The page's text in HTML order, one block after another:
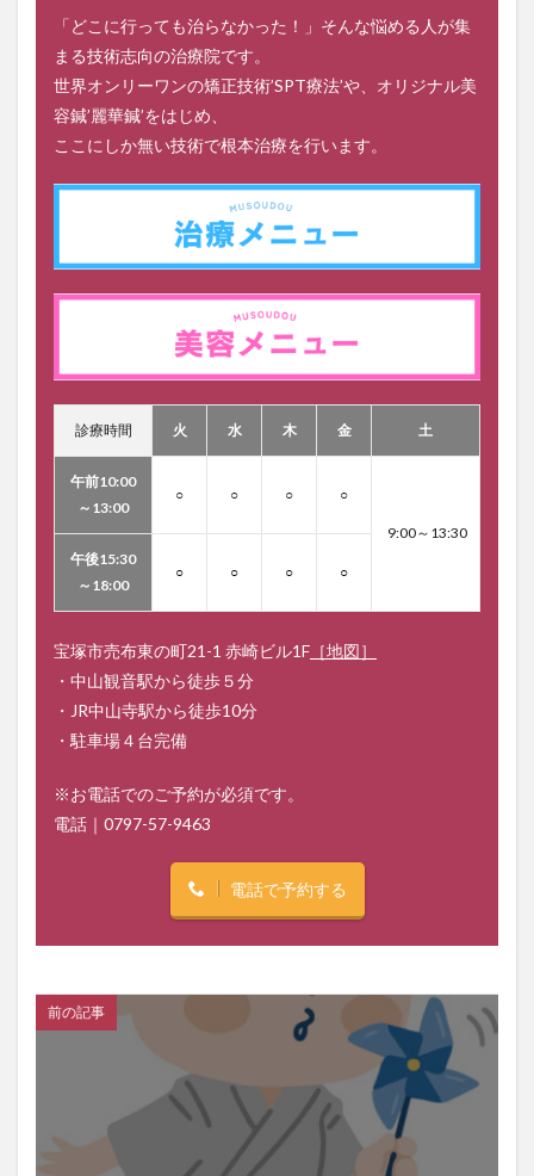
「どこに行っても治らなかった！」そんな悩める人が集
まる技術志向の治療院です。
世界オンリーワンの矯正技術’SPT療法’や、オリジナル美
容鍼’麗華鍼’をはじめ、
ここにしか無い技術で根本治療を行います。
診療時間 火 水 木 金 土
午前10:00
～13:00
○ ○ ○ ○
9:00～13:30
午後15:30
～18:00
○ ○ ○ ○
宝塚市売布東の町21-1 赤崎ビル1F ［地図］
・中山観音駅から徒歩５分
・JR中山寺駅から徒歩10分
・駐車場４台完備
※お電話でのご予約が必須です。
電話｜ 0797-57-9463
電話で予約する
前の記事